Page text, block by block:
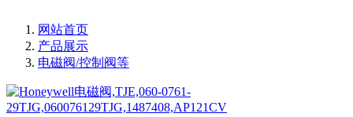
网站首页
产品展示
电磁阀/控制阀等